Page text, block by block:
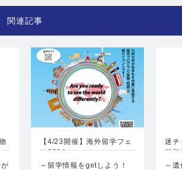
関連記事
【4/23開催】海外留学フェ
ア2024
～留学情報をgetしよう！
迷チ
科学
～